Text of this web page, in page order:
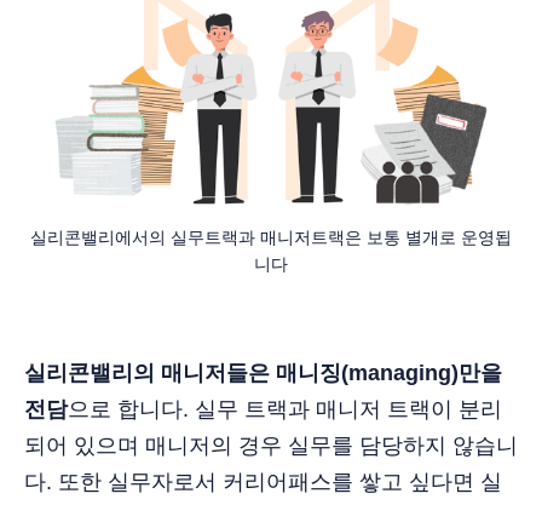
실리콘밸리에서의 실무트랙과 매니저트랙은 보통 별개로 운영됩
니다
실리콘밸리의 매니저들은 매니징(managing)만을
전담으로 합니다. 실무 트랙과 매니저 트랙이 분리
되어 있으며 매니저의 경우 실무를 담당하지 않습니
다. 또한 실무자로서 커리어패스를 쌓고 싶다면 실